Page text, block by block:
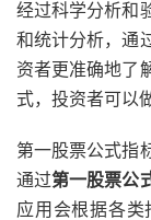
经过科学分析和
和统计分析，通
资者更准确地了
式，投资者可以
第一股票公式指
通过第一股票公
应用会根据各